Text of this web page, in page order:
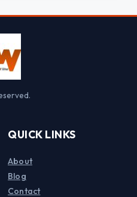
QUICK LINKS
About
Blog
Contact